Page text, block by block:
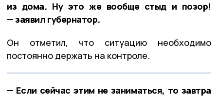
из дома. Ну это же вообще стыд и позор!
— заявил губернатор.
Он отметил, что ситуацию необходимо
постоянно держать на контроле.
— Если сейчас этим не заниматься, то завтра